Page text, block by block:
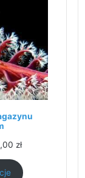
złZakres
od